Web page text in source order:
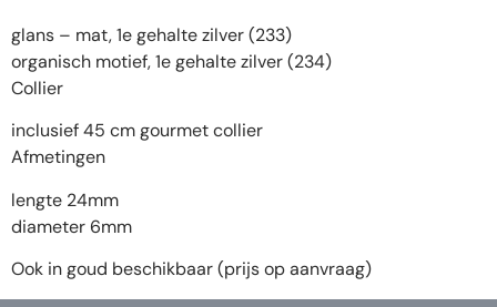
glans – mat, 1e gehalte zilver (233)
organisch motief, 1e gehalte zilver (234)
Collier
inclusief 45 cm gourmet collier
Afmetingen
lengte 24mm
diameter 6mm
Ook in goud beschikbaar (prijs op aanvraag)